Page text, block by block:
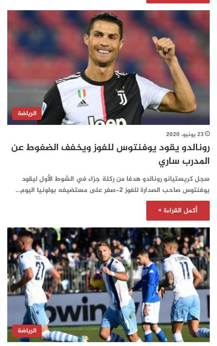
الرياضة
23 يونيو، 2020
رونالدو يقود يوفنتوس للفوز ويخفف الضغوط عن
المدرب ساري
سجل كريستيانو رونالدو هدفا من ركلة جزاء في الشوط الأول ليقود
يوفنتوس صاحب الصدارة للفوز 2-صفر على مستضيفه بولونيا اليوم…
أكمل القراءة »
الرياضة